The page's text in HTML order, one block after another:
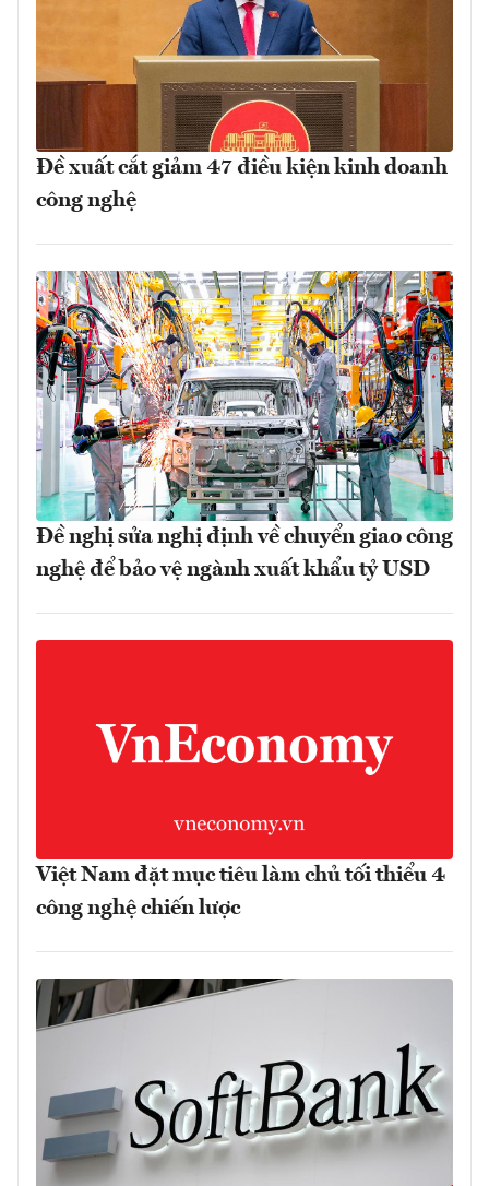
Đề xuất cắt giảm 47 điều kiện kinh doanh
công nghệ
Đề nghị sửa nghị định về chuyển giao công
nghệ để bảo vệ ngành xuất khẩu tỷ USD
Việt Nam đặt mục tiêu làm chủ tối thiểu 4
công nghệ chiến lược